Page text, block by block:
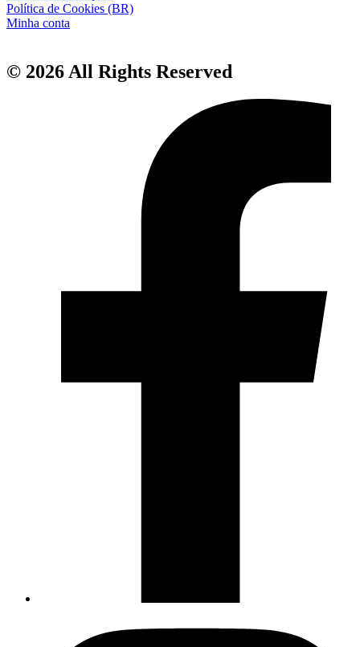
Política de Cookies (BR)
Minha conta
© 2026 All Rights Reserved